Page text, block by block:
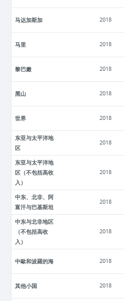
马达加斯加 2018
马里 2018
黎巴嫩 2018
黑山 2018
世界 2018
东亚与太平洋地
区
2018
东亚与太平洋地
区（不包括高收
入）
2018
中东、北非、阿
富汗与巴基斯坦
2018
中东与北非地区
（不包括高收
入）
2018
中歐和波羅的海 2018
其他小国 2018